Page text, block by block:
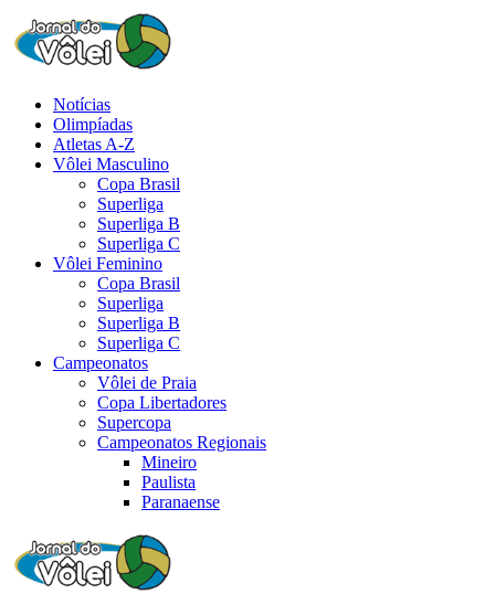
Notícias
Olimpíadas
Atletas A-Z
Vôlei Masculino
Copa Brasil
Superliga
Superliga B
Superliga C
Vôlei Feminino
Copa Brasil
Superliga
Superliga B
Superliga C
Campeonatos
Vôlei de Praia
Copa Libertadores
Supercopa
Campeonatos Regionais
Mineiro
Paulista
Paranaense